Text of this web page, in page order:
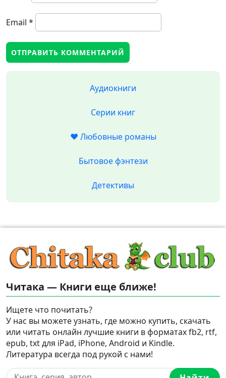
Email *
Аудиокниги
Серии книг
❤️ Любовные романы
Бытовое фэнтези
Детективы
Читака — Книги еще ближе!
Ищете что почитать?
У нас вы можете узнать, где можно купить, скачать
или читать онлайн лучшие книги в форматах fb2, rtf,
epub, txt для iPad, iPhone, Android и Kindle.
Литература всегда под рукой с нами!